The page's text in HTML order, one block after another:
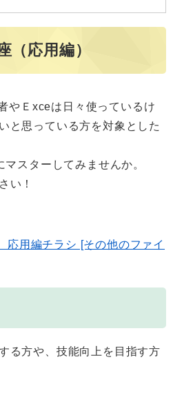
（応用編）
やＥxceは日々使っているけ
と思っている方を対象とした
スターしてみませんか。
い！
用編チラシ [その他のファイ
る方や、技能向上を目指す方